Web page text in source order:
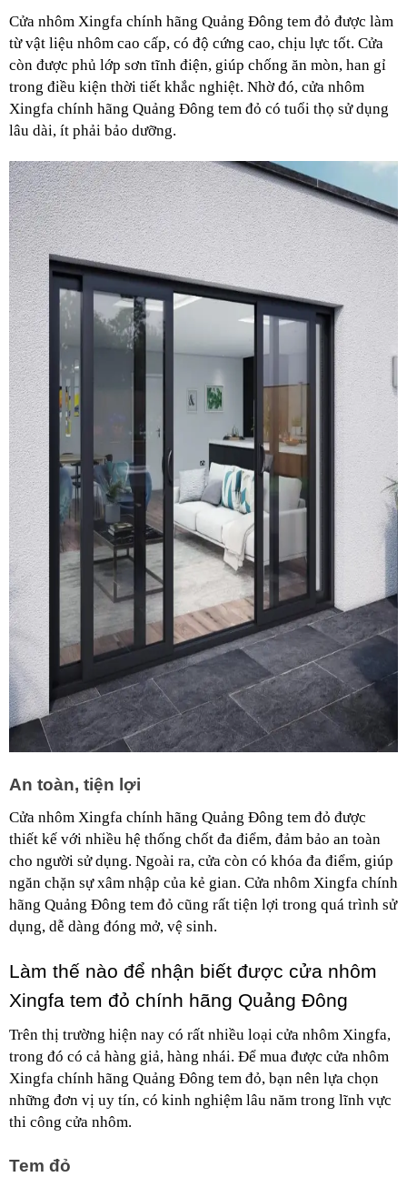
Cửa nhôm Xingfa chính hãng Quảng Đông tem đỏ được làm
từ vật liệu nhôm cao cấp, có độ cứng cao, chịu lực tốt. Cửa
còn được phủ lớp sơn tĩnh điện, giúp chống ăn mòn, han gỉ
trong điều kiện thời tiết khắc nghiệt. Nhờ đó, cửa nhôm
Xingfa chính hãng Quảng Đông tem đỏ có tuổi thọ sử dụng
lâu dài, ít phải bảo dưỡng.
An toàn, tiện lợi
Cửa nhôm Xingfa chính hãng Quảng Đông tem đỏ được
thiết kế với nhiều hệ thống chốt đa điểm, đảm bảo an toàn
cho người sử dụng. Ngoài ra, cửa còn có khóa đa điểm, giúp
ngăn chặn sự xâm nhập của kẻ gian. Cửa nhôm Xingfa chính
hãng Quảng Đông tem đỏ cũng rất tiện lợi trong quá trình sử
dụng, dễ dàng đóng mở, vệ sinh.
Làm thế nào để nhận biết được cửa nhôm
Xingfa tem đỏ chính hãng Quảng Đông
Trên thị trường hiện nay có rất nhiều loại cửa nhôm Xingfa,
trong đó có cả hàng giả, hàng nhái. Để mua được cửa nhôm
Xingfa chính hãng Quảng Đông tem đỏ, bạn nên lựa chọn
những đơn vị uy tín, có kinh nghiệm lâu năm trong lĩnh vực
thi công cửa nhôm.
Tem đỏ